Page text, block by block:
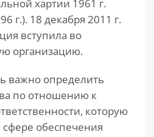
хартии 1961 г.
г.). 18 декабря 2011 г.
вступила во
организацию.
важно определить
по отношению к
которую
сфере обеспечения